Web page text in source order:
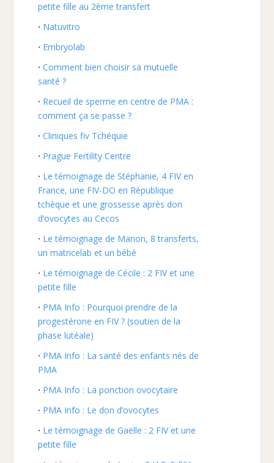
petite fille au 2ème transfert
Natuvitro
Embryolab
Comment bien choisir sa mutuelle
santé ?
Recueil de sperme en centre de PMA :
comment ça se passe ?
Cliniques fiv Tchéquie
Prague Fertility Centre
Le témoignage de Stéphanie, 4 FIV en
France, une FIV-DO en République
tchèque et une grossesse après don
d’ovocytes au Cecos
Le témoignage de Manon, 8 transferts,
un matricelab et un bébé
Le témoignage de Cécile : 2 FIV et une
petite fille
PMA Info : Pourquoi prendre de la
progestérone en FIV ? (soutien de la
phase lutéale)
PMA Info : La santé des enfants nés de
PMA
PMA Info : La ponction ovocytaire
PMA Info : Le don d’ovocytes
Le témoignage de Gaëlle : 2 FIV et une
petite fille